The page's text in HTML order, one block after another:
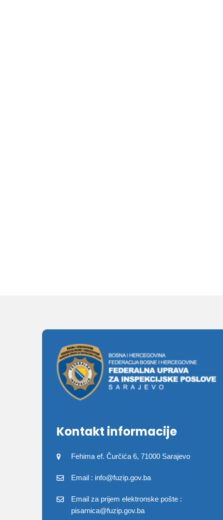
Kontakt informacije
Fehima ef. Čurčića 6, 71000 Sarajevo
Email : info@fuzip.gov.ba
Email za prijem elektronske pošte :
pisarnica@fuzip.gov.ba